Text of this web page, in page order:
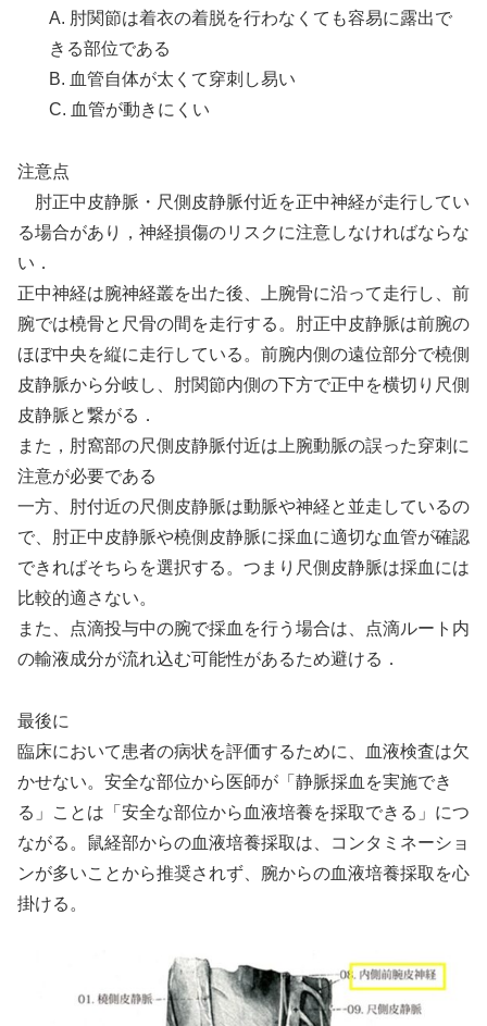
A. 肘関節は着衣の着脱を行わなくても容易に露出で
きる部位である
B. 血管自体が太くて穿刺し易い
C. 血管が動きにくい
注意点
肘正中皮静脈・尺側皮静脈付近を正中神経が走行してい
る場合があり，神経損傷のリスクに注意しなければならな
い．
正中神経は腕神経叢を出た後、上腕骨に沿って走行し、前
腕では橈骨と尺骨の間を走行する。肘正中皮静脈は前腕の
ほぼ中央を縦に走行している。前腕内側の遠位部分で橈側
皮静脈から分岐し、肘関節内側の下方で正中を横切り尺側
皮静脈と繋がる．
また，肘窩部の尺側皮静脈付近は上腕動脈の誤った穿刺に
注意が必要である
一方、肘付近の尺側皮静脈は動脈や神経と並走しているの
で、肘正中皮静脈や橈側皮静脈に採血に適切な血管が確認
できればそちらを選択する。つまり尺側皮静脈は採血には
比較的適さない。
また、点滴投与中の腕で採血を行う場合は、点滴ルート内
の輸液成分が流れ込む可能性があるため避ける．
最後に
臨床において患者の病状を評価するために、血液検査は欠
かせない。安全な部位から医師が「静脈採血を実施でき
る」ことは「安全な部位から血液培養を採取できる」につ
ながる。鼠経部からの血液培養採取は、コンタミネーショ
ンが多いことから推奨されず、腕からの血液培養採取を心
掛ける。